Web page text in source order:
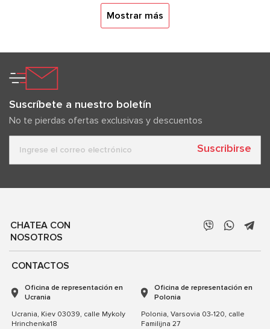
Mostrar más
Suscríbete a nuestro boletín
No te pierdas ofertas exclusivas y descuentos
Suscribirse
CHATEA CON
NOSOTROS
CONTACTOS
Oficina de representación en
Ucrania
Ucrania, Kiev 03039, calle Mykoly
Hrinchenka18
Oficina de representación en
Polonia
Polonia, Varsovia 03-120, calle
Familijna 27